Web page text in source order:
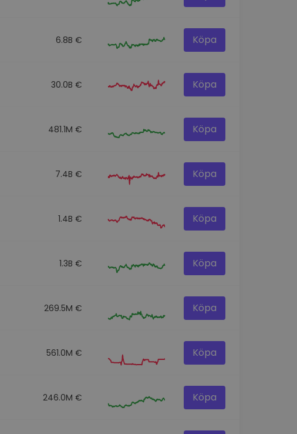
6.8B € Köpa
30.0B € Köpa
481.1M € Köpa
7.4B € Köpa
1.4B € Köpa
1.3B € Köpa
269.5M € Köpa
561.0M € Köpa
246.0M € Köpa